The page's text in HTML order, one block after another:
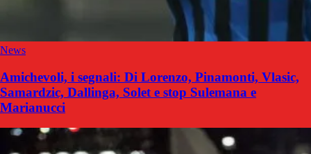
News
Amichevoli, i segnali: Di Lorenzo, Pinamonti, Vlasic,
Samardzic, Dallinga, Solet e stop Sulemana e
Marianucci